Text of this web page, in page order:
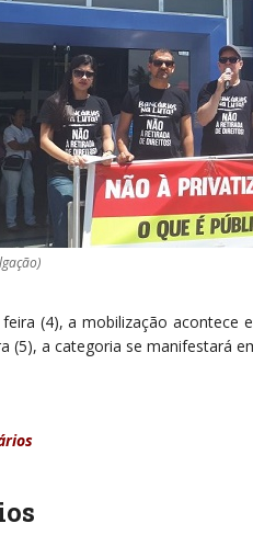
(4), a mobilização
(5), a categoria se manifestará